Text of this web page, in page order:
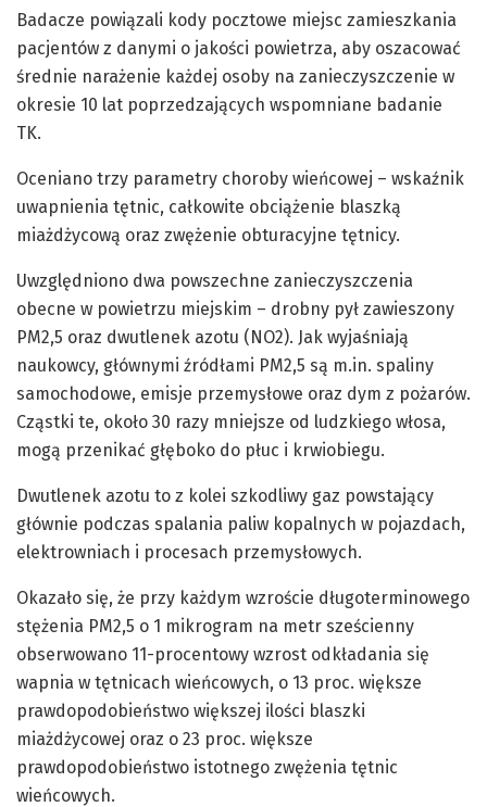
Badacze powiązali kody pocztowe miejsc zamieszkania
pacjentów z danymi o jakości powietrza, aby oszacować
średnie narażenie każdej osoby na zanieczyszczenie w
okresie 10 lat poprzedzających wspomniane badanie
TK.
Oceniano trzy parametry choroby wieńcowej – wskaźnik
uwapnienia tętnic, całkowite obciążenie blaszką
miażdżycową oraz zwężenie obturacyjne tętnicy.
Uwzględniono dwa powszechne zanieczyszczenia
obecne w powietrzu miejskim – drobny pył zawieszony
PM2,5 oraz dwutlenek azotu (NO2). Jak wyjaśniają
naukowcy, głównymi źródłami PM2,5 są m.in. spaliny
samochodowe, emisje przemysłowe oraz dym z pożarów.
Cząstki te, około 30 razy mniejsze od ludzkiego włosa,
mogą przenikać głęboko do płuc i krwiobiegu.
Dwutlenek azotu to z kolei szkodliwy gaz powstający
głównie podczas spalania paliw kopalnych w pojazdach,
elektrowniach i procesach przemysłowych.
Okazało się, że przy każdym wzroście długoterminowego
stężenia PM2,5 o 1 mikrogram na metr sześcienny
obserwowano 11-procentowy wzrost odkładania się
wapnia w tętnicach wieńcowych, o 13 proc. większe
prawdopodobieństwo większej ilości blaszki
miażdżycowej oraz o 23 proc. większe
prawdopodobieństwo istotnego zwężenia tętnic
wieńcowych.